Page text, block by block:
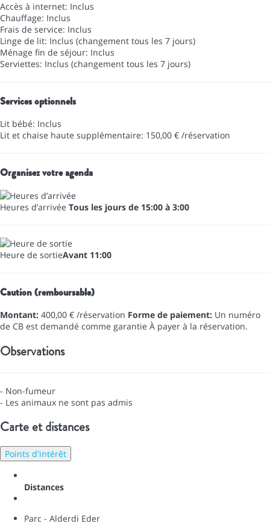
Accès à internet: Inclus
Chauffage: Inclus
Frais de service: Inclus
Linge de lit: Inclus (changement tous les 7 jours)
Ménage fin de séjour: Inclus
Serviettes: Inclus (changement tous les 7 jours)
Services optionnels
Lit bébé: Inclus
Lit et chaise haute supplémentaire: 150,00 € /réservation
Organisez votre agenda
Heures d’arrivée Tous les jours de 15:00 à 3:00
Heure de sortieAvant 11:00
Caution (remboursable)
Montant: 400,00 € /réservation Forme de paiement: Un numéro
de CB est demandé comme garantie À payer à la réservation.
Observations
- Non-fumeur
- Les animaux ne sont pas admis
Carte et distances
Points d'intérêt
Distances
Parc - Alderdi Eder